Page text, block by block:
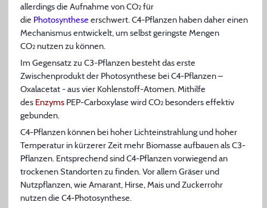
allerdings die Aufnahme von CO2 für
die Photosynthese erschwert. C4-Pflanzen haben daher einen
Mechanismus entwickelt, um selbst geringste Mengen
CO2 nutzen zu können.
Im Gegensatz zu C3-Pflanzen besteht das erste
Zwischenprodukt der Photosynthese bei C4-Pflanzen –
Oxalacetat - aus vier Kohlenstoff-Atomen. Mithilfe
des Enzyms PEP-Carboxylase wird CO2 besonders effektiv
gebunden.
C4-Pflanzen können bei hoher Lichteinstrahlung und hoher
Temperatur in kürzerer Zeit mehr Biomasse aufbauen als C3-
Pflanzen. Entsprechend sind C4-Pflanzen vorwiegend an
trockenen Standorten zu finden. Vor allem Gräser und
Nutzpflanzen, wie Amarant, Hirse, Mais und Zuckerrohr
nutzen die C4-Photosynthese.